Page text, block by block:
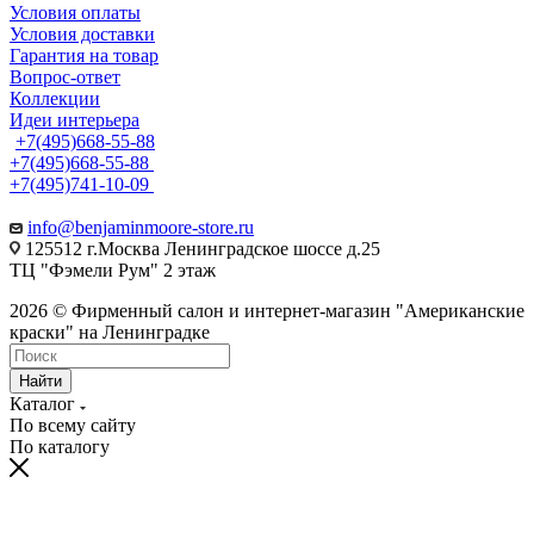
Условия оплаты
Условия доставки
Гарантия на товар
Вопрос-ответ
Коллекции
Идеи интерьера
+7(495)668-55-88
+7(495)668-55-88
+7(495)741-10-09
info@benjaminmoore-store.ru
125512 г.Москва Ленинградское шоссе д.25
ТЦ "Фэмели Рум" 2 этаж
2026 © Фирменный салон и интернет-магазин "Американские
краски" на Ленинградке
Найти
Каталог
По всему сайту
По каталогу